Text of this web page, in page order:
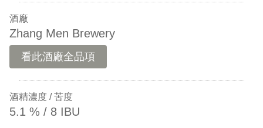
酒廠
Zhang Men Brewery
看此酒廠全品項
酒精濃度 / 苦度
5.1 % / 8 IBU